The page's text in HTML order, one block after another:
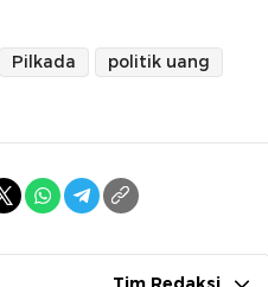
Pilkada
politik uang